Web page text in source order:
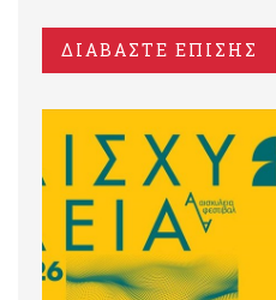
ΔΙΑΒΑΣΤΕ ΕΠΙΣΗΣ